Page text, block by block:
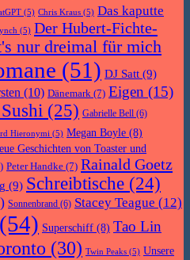
(5) Chris Kraus (5) Das kaputte
(5) Der Hubert-Fichte-
nur dreimal für mich
(51) DJ Satt (9)
(10) Dänemark (7) Eigen (15)
(25) Gabrielle Bell (6)
Hieronymi (5) Megan Boyle (8)
Geschichten von Toaster und
Peter Handke (7) Rainald Goetz
(9) Schreibtische (24)
Sonnenbrand (6) Stacey Teague (12)
(54) Superschiff (8) Tao Lin
(30) Twin Peaks (5) Unsere